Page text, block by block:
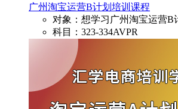
广州淘宝运营B计划培训课程
对象：想学习广州淘宝运营B
科目：323-334AVPR